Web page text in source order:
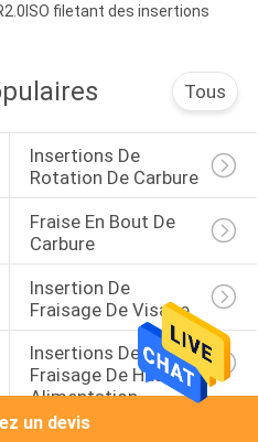
filetant des insertions
Tous
Insertions De
Rotation De Carbure
Fraise En Bout De
Carbure
Insertion De
Fraisage De Visage
Insertions De
Fraisage De Haute
Alimentation
un devis